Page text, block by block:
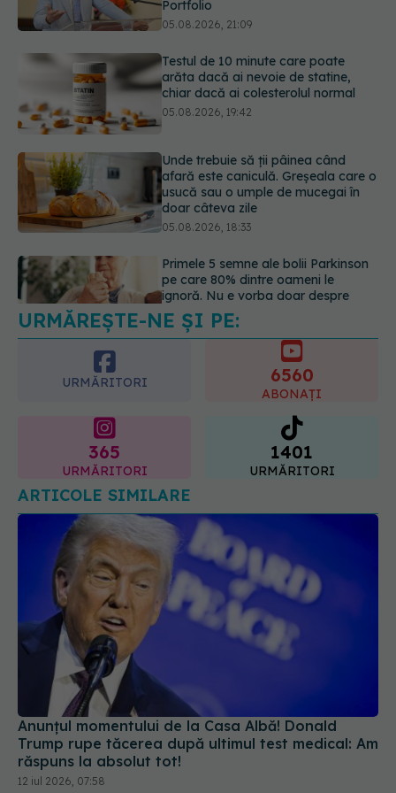
05.08.2026, 19:42
Unde trebuie să ții pâinea când
afară este caniculă. Greșeala care o
usucă sau o umple de mucegai în
doar câteva zile
Primele 5 semne ale bolii Parkinson
pe care 80% dintre oameni le
ignoră. Nu e vorba doar despre
tremor
Gabriela Cristea, manifest pentru
respect și acceptare: Corpul
fiecăruia spune o poveste
05.08.2026, 21:23
URMĂREȘTE-NE ȘI PE:
URMĂRITORI
ABONAȚI
URMĂRITORI
1401
URMĂRITORI
ARTICOLE SIMILARE
Anunțul momentului de la Casa Albă! Donald
Trump rupe tăcerea după ultimul test medical: Am
răspuns la absolut tot!
12 iul 2026, 07:58